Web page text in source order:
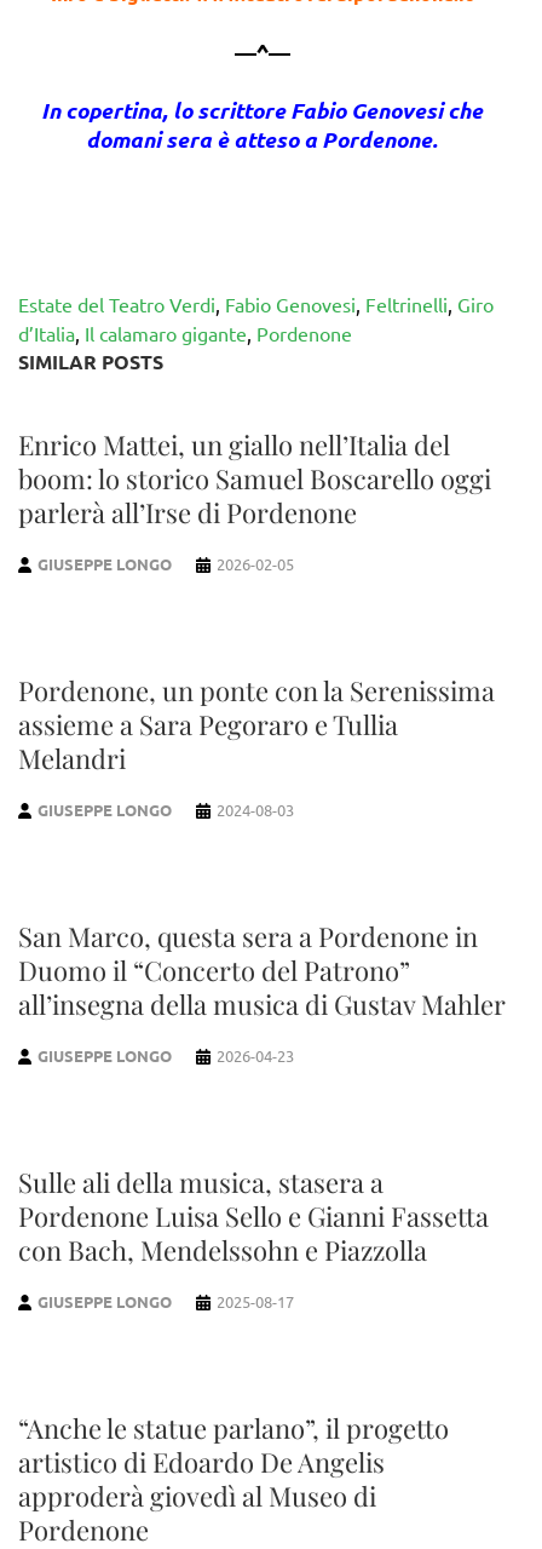
—^—
In copertina, lo scrittore Fabio Genovesi che
domani sera è atteso a Pordenone.
Estate del Teatro Verdi, Fabio Genovesi, Feltrinelli, Giro
d’Italia, Il calamaro gigante, Pordenone
SIMILAR POSTS
Enrico Mattei, un giallo nell’Italia del
boom: lo storico Samuel Boscarello oggi
parlerà all’Irse di Pordenone
GIUSEPPE LONGO 2026-02-05
Pordenone, un ponte con la Serenissima
assieme a Sara Pegoraro e Tullia
Melandri
GIUSEPPE LONGO 2024-08-03
San Marco, questa sera a Pordenone in
Duomo il “Concerto del Patrono”
all’insegna della musica di Gustav Mahler
GIUSEPPE LONGO 2026-04-23
Sulle ali della musica, stasera a
Pordenone Luisa Sello e Gianni Fassetta
con Bach, Mendelssohn e Piazzolla
GIUSEPPE LONGO 2025-08-17
“Anche le statue parlano”, il progetto
artistico di Edoardo De Angelis
approderà giovedì al Museo di
Pordenone